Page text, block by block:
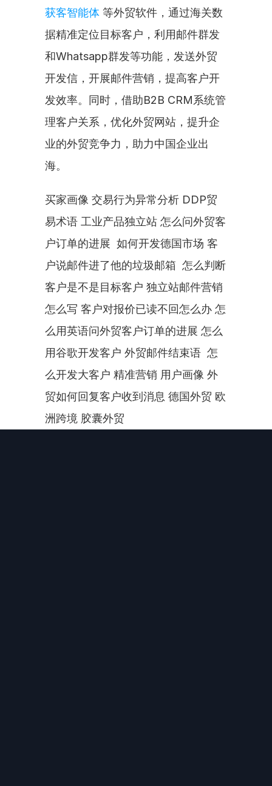
获客智能体 等外贸软件，通过海关数
据精准定位目标客户，利用邮件群发
和Whatsapp群发等功能，发送外贸
开发信，开展邮件营销，提高客户开
发效率。同时，借助B2B CRM系统管
理客户关系，优化外贸网站，提升企
业的外贸竞争力，助力中国企业出
海。
买家画像 交易行为异常分析 DDP贸
易术语 工业产品独立站 怎么问外贸客
户订单的进展  如何开发德国市场 客
户说邮件进了他的垃圾邮箱  怎么判断
客户是不是目标客户 独立站邮件营销
怎么写 客户对报价已读不回怎么办 怎
么用英语问外贸客户订单的进展 怎么
用谷歌开发客户 外贸邮件结束语  怎
么开发大客户 精准营销 用户画像 外
贸如何回复客户收到消息 德国外贸 欧
洲跨境 胶囊外贸